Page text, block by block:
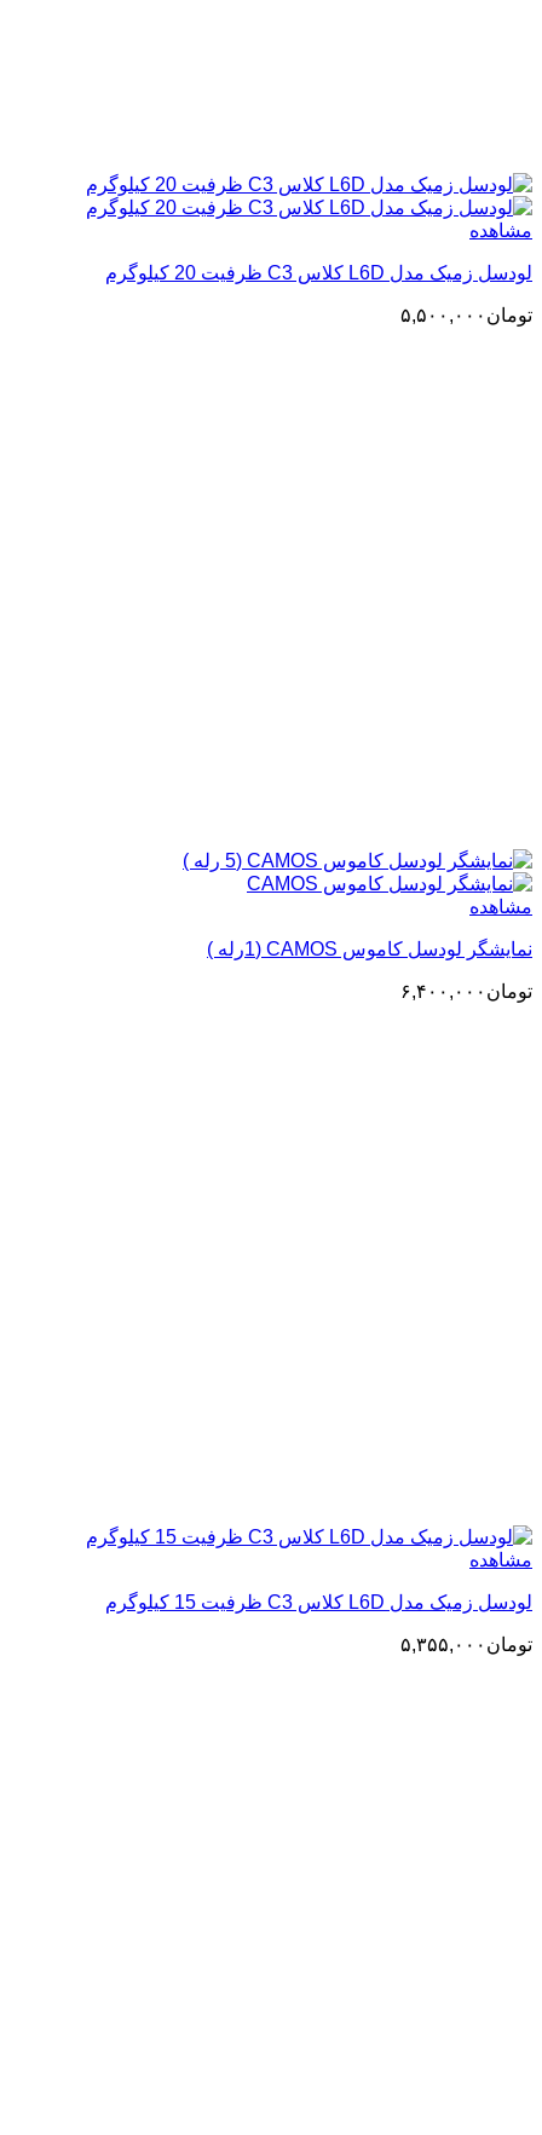
مشاهده
لودسل زمیک مدل L6D کلاس C3 ظرفیت 20 کیلوگرم
تومان ۵,۵۰۰,۰۰۰
مشاهده
نمایشگر لودسل کاموس CAMOS (1رله )
تومان ۶,۴۰۰,۰۰۰
مشاهده
لودسل زمیک مدل L6D کلاس C3 ظرفیت 15 کیلوگرم
تومان ۵,۳۵۵,۰۰۰